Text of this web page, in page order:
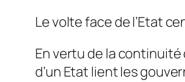
Le volte face de l’Etat
En vertu de la
d’un Etat lient les